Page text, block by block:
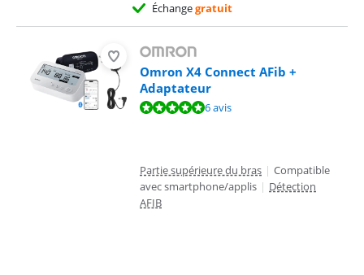
Échangegratuit
Omron X4 Connect AFib +
Adaptateur
La note est de 9,5 sur 10, basée sur 6 avis.6 avis
Partie supérieure du bras | Compatible
avec smartphone/applis | Détection
AFIB